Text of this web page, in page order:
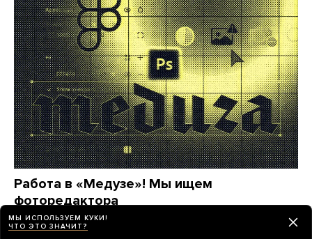
Работа в «Медузе»! Мы ищем
фоторедактора
МЕДУЗА месяц назад
МЫ ИСПОЛЬЗУЕМ КУКИ!
ЧТО ЭТО ЗНАЧИТ?